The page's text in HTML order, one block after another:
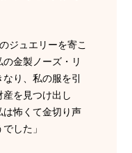
ジュエリーを寄こ
金製ノーズ・リ
り、私の服を引
を見つけ出し
怖くて金切り声
した」